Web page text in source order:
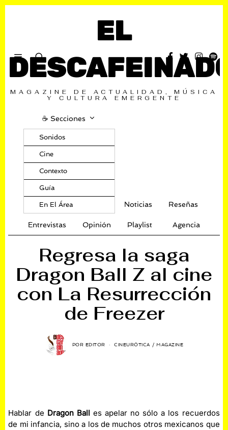
EL
MAGAZINE DE ACTUALIDAD, MÚSICA
Y CULTURA EMERGENTE
☕️ Secciones
Sonidos
Cine
Contexto
Guía
En El Área Noticias Reseñas
Entrevistas Opinión Playlist Agencia
Regresa la saga
Dragon Ball Z al cine
con La Resurrección
de Freezer
POR EDITOR CINEURÓTICA / MAGAZINE
Hablar de Dragon Balles apelar no sólo a los recuerdos
de mi infancia, sino a los de muchos otros mexicanos que